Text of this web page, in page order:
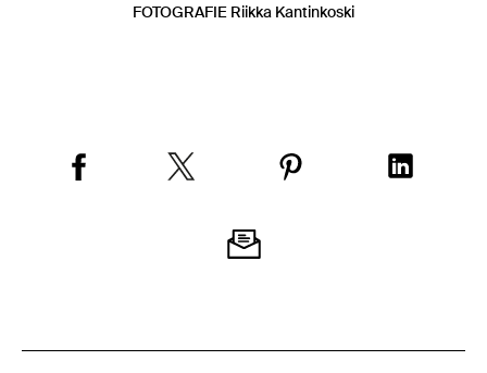
FOTOGRAFIE Riikka Kantinkoski